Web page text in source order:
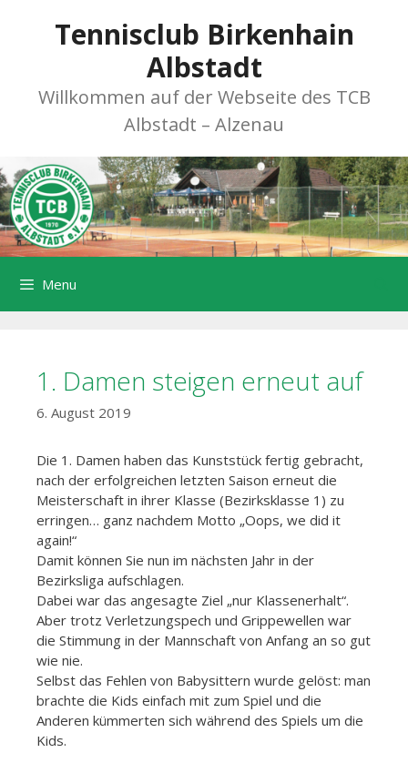
Tennisclub Birkenhain
Albstadt
Willkommen auf der Webseite des TCB
Albstadt – Alzenau
Menu
1. Damen steigen erneut auf
6. August 2019
Die 1. Damen haben das Kunststück fertig gebracht,
nach der erfolgreichen letzten Saison erneut die
Meisterschaft in ihrer Klasse (Bezirksklasse 1) zu
erringen… ganz nachdem Motto „Oops, we did it
again!“
Damit können Sie nun im nächsten Jahr in der
Bezirksliga aufschlagen.
Dabei war das angesagte Ziel „nur Klassenerhalt“.
Aber trotz Verletzungspech und Grippewellen war
die Stimmung in der Mannschaft von Anfang an so gut
wie nie.
Selbst das Fehlen von Babysittern wurde gelöst: man
brachte die Kids einfach mit zum Spiel und die
Anderen kümmerten sich während des Spiels um die
Kids.